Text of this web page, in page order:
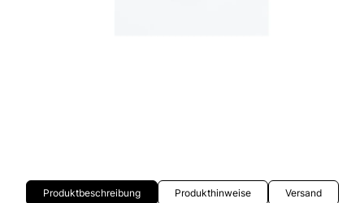
Produktbeschreibung Produkthinweise Versand